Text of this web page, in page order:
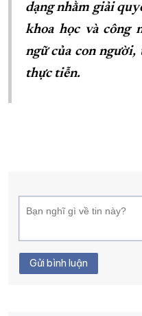
dạng nhằm giải
khoa học và công
ngữ của con
thực tiễn.
Gửi bình luận